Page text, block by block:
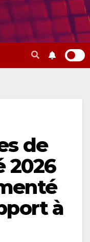
de
2026
à